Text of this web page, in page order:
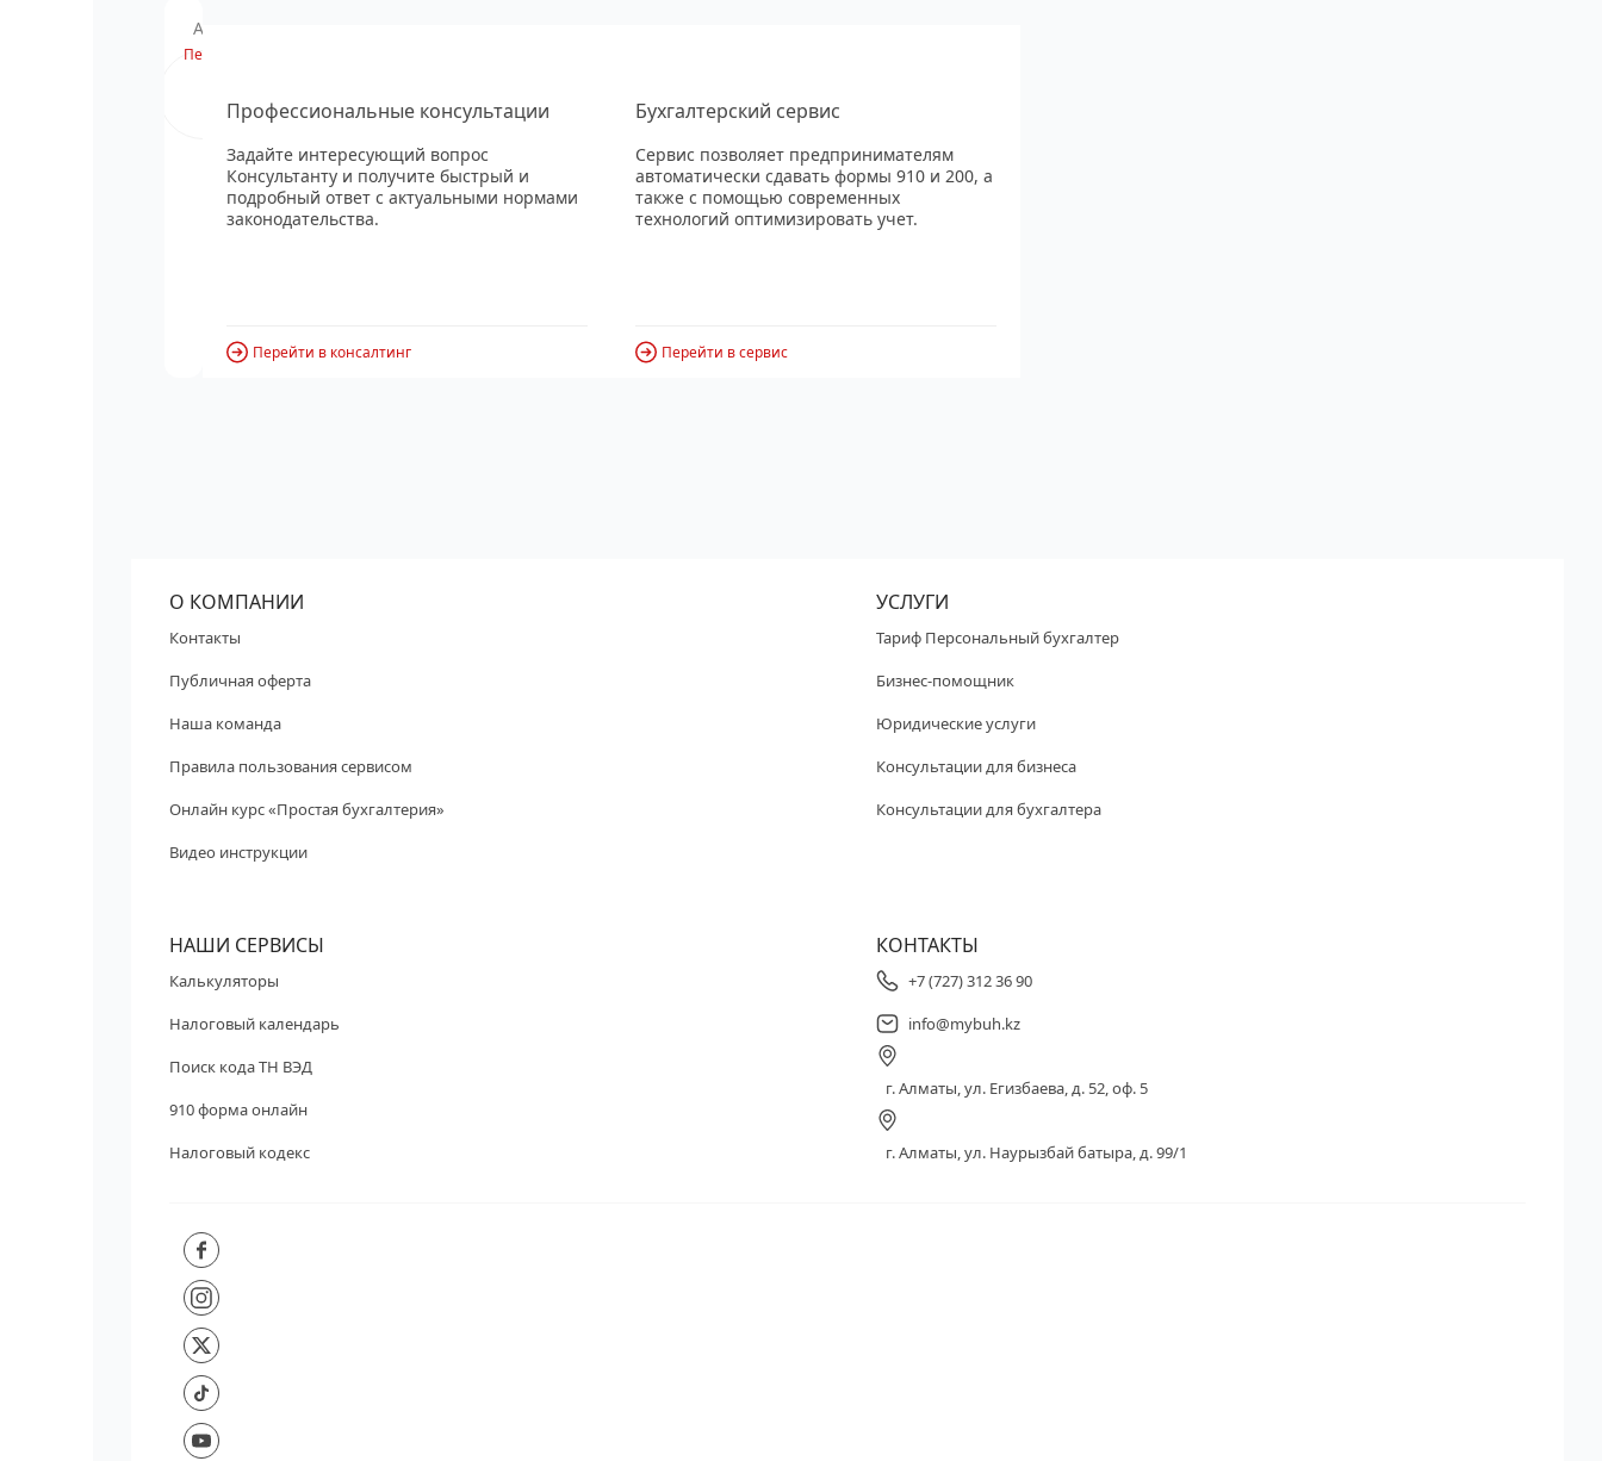
Анонс вебинара
Перейти
Профессиональные консультации
Задайте интересующий вопрос
Консультанту и получите быстрый и
подробный ответ с актуальными нормами
законодательства.
Перейти в консалтинг
Бухгалтерский сервис
Сервис позволяет предпринимателям
автоматически сдавать формы 910 и 200, а
также с помощью современных
технологий оптимизировать учет.
Перейти в сервис
О КОМПАНИИ
Контакты
Публичная оферта
Наша команда
Правила пользования сервисом
Онлайн курс «Простая бухгалтерия»
Видео инструкции
УСЛУГИ
Тариф Персональный бухгалтер
Бизнес-помощник
Юридические услуги
Консультации для бизнеса
Консультации для бухгалтера
НАШИ СЕРВИСЫ
Калькуляторы
Налоговый календарь
Поиск кода ТН ВЭД
910 форма онлайн
Налоговый кодекс
КОНТАКТЫ
+7 (727) 312 36 90
info@mybuh.kz
г. Алматы, ул. Егизбаева, д. 52, оф. 5
г. Алматы, ул. Наурызбай батыра, д. 99/1